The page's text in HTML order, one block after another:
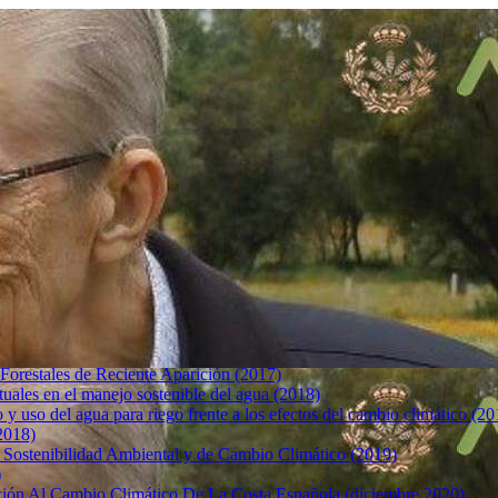
de Reciente Aparición (2017)
en el manejo sostenible del agua (2018)
uso del agua para riego frente a los efectos del cambio climático
Ambiental y de Cambio Climático (2019)
Al Cambio Climático De La Costa Española (diciembre 2020)